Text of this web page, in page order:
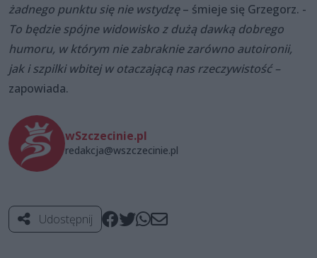
żadnego punktu się nie wstydzę– śmieje się Grzegorz. -
To będzie spójne widowisko z dużą dawką dobrego
humoru, w którym nie zabraknie zarówno autoironii,
jak i szpilki wbitej w otaczającą nas rzeczywistość –
zapowiada.
wSzczecinie.pl
redakcja@wszczecinie.pl
Udostępnij